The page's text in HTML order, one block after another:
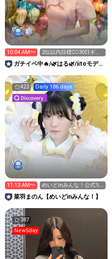
10:04 AM〜
2位以内目標❤️‍🔥30日ギフ
ト100個募集中🎁
ガチイベ中🔥/🌿はる🌿/iitoモデル
423 Daily 186 days
11:13 AM〜
めいどinみんな！公式𝕏
フォローお願いしま
す！！
菜羽まのん【めいどinみんな！】
387
New5day